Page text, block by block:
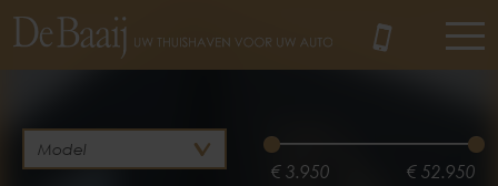
€ 3.950 € 52.950